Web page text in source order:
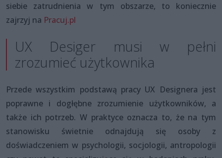
siebie zatrudnienia w tym obszarze, to koniecznie
zajrzyj na Pracuj.pl
UX Desiger musi w pełni
zrozumieć użytkownika
Przede wszystkim podstawą pracy UX Designera jest
poprawne i dogłębne zrozumienie użytkowników, a
także ich potrzeb. W praktyce oznacza to, że na tym
stanowisku świetnie odnajdują się osoby z
doświadczeniem w psychologii, socjologii, antropologii